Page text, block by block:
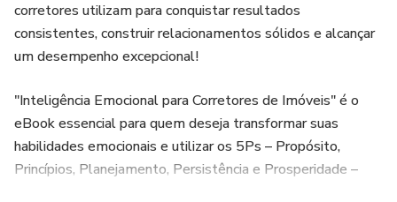
corretores utilizam para conquistar resultados
consistentes, construir relacionamentos sólidos e alcançar
um desempenho excepcional!
"Inteligência Emocional para Corretores de Imóveis" é o
eBook essencial para quem deseja transformar suas
habilidades emocionais e utilizar os 5Ps – Propósito,
Princípios, Planejamento, Persistência e Prosperidade –